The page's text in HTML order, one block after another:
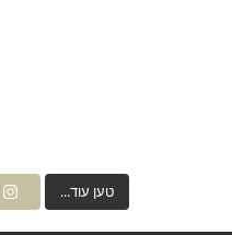
טען עוד...